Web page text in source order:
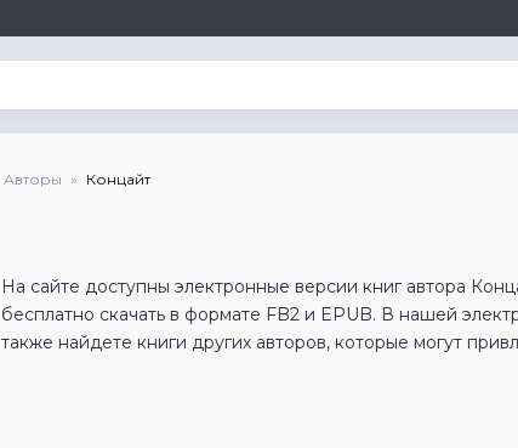
Авторы Концайт
На сайте доступны электронные версии книг автора
бесплатно скачать в формате FB2 и EPUB. В нашей
также найдете книги других авторов, которые могут